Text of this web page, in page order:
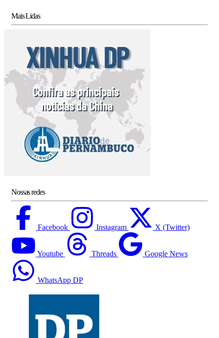
Mais Lidas
Nossas redes
Facebook Instagram X (Twitter)
Youtube Threads Google News
WhatsApp DP